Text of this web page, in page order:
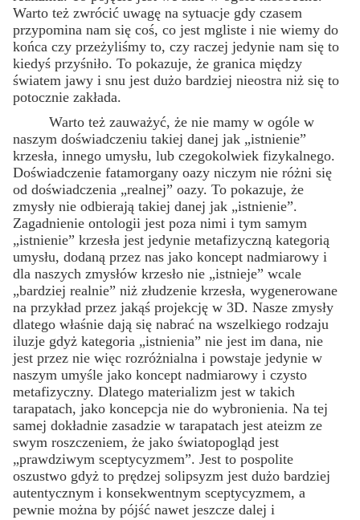
Warto też zwrócić uwagę na sytuacje gdy czasem
przypomina nam się coś, co jest mgliste i nie wiemy do
końca czy przeżyliśmy to, czy raczej jedynie nam się to
kiedyś przyśniło. To pokazuje, że granica między
światem jawy i snu jest dużo bardziej nieostra niż się to
potocznie zakłada.
Warto też zauważyć, że nie mamy w ogóle w
naszym doświadczeniu takiej danej jak „istnienie”
krzesła, innego umysłu, lub czegokolwiek fizykalnego.
Doświadczenie fatamorgany oazy niczym nie różni się
od doświadczenia „realnej” oazy. To pokazuje, że
zmysły nie odbierają takiej danej jak „istnienie”.
Zagadnienie ontologii jest poza nimi i tym samym
„istnienie” krzesła jest jedynie metafizyczną kategorią
umysłu, dodaną przez nas jako koncept nadmiarowy i
dla naszych zmysłów krzesło nie „istnieje” wcale
„bardziej realnie” niż złudzenie krzesła, wygenerowane
na przykład przez jakąś projekcję w 3D. Nasze zmysły
dlatego właśnie dają się nabrać na wszelkiego rodzaju
iluzje gdyż kategoria „istnienia” nie jest im dana, nie
jest przez nie więc rozróżnialna i powstaje jedynie w
naszym umyśle jako koncept nadmiarowy i czysto
metafizyczny. Dlatego materializm jest w takich
tarapatach, jako koncepcja nie do wybronienia. Na tej
samej dokładnie zasadzie w tarapatach jest ateizm ze
swym roszczeniem, że jako światopogląd jest
„prawdziwym sceptycyzmem”. Jest to pospolite
oszustwo gdyż to prędzej solipsyzm jest dużo bardziej
autentycznym i konsekwentnym sceptycyzmem, a
pewnie można by pójść nawet jeszcze dalej i